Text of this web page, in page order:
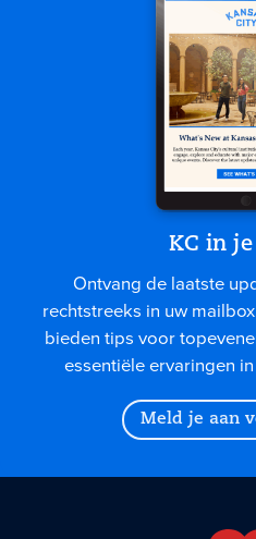
KC in
Ontvang de laatste
rechtstreeks in uw
bieden tips voor
essentiële ervaringen
Meld je aan